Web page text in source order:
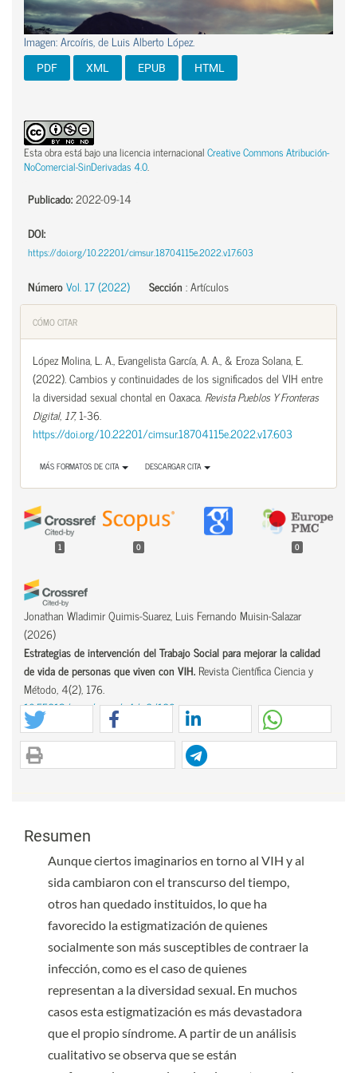
Imagen: Arcoíris, de Luis Alberto López.
PDF XML EPUB HTML
Esta obra está bajo una licencia internacionalCreative Commons Atribución-
NoComercial-SinDerivadas 4.0.
Publicado:2022-09-14
DOI:
https://doi.org/10.22201/cimsur.18704115e.2022.v17.603
NúmeroVol. 17 (2022) Sección :Artículos
CÓMO CITAR
López Molina, L. A., Evangelista García, A. A., & Eroza Solana, E.
(2022). Cambios y continuidades de los significados del VIH entre
la diversidad sexual chontal en Oaxaca. Revista Pueblos Y Fronteras
Digital, 17, 1-36.
https://doi.org/10.22201/cimsur.18704115e.2022.v17.603
MÁS FORMATOS DE CITA DESCARGAR CITA
1 0 0
Jonathan Wladimir Quimis-Suarez, Luis Fernando Muisin-Salazar
(2026)
Estrategias de intervención del Trabajo Social para mejorar la calidad
de vida de personas que viven con VIH. Revista Científica Ciencia y
Método, 4(2), 176.
10.55813/gaea/rcym/v4/n2/189
Resumen
Aunque ciertos imaginarios en torno al VIH y al
sida cambiaron con el transcurso del tiempo,
otros han quedado instituidos, lo que ha
favorecido la estigmatización de quienes
socialmente son más susceptibles de contraer la
infección, como es el caso de quienes
representan a la diversidad sexual. En muchos
casos esta estigmatización es más devastadora
que el propio síndrome. A partir de un análisis
cualitativo se observa que se están